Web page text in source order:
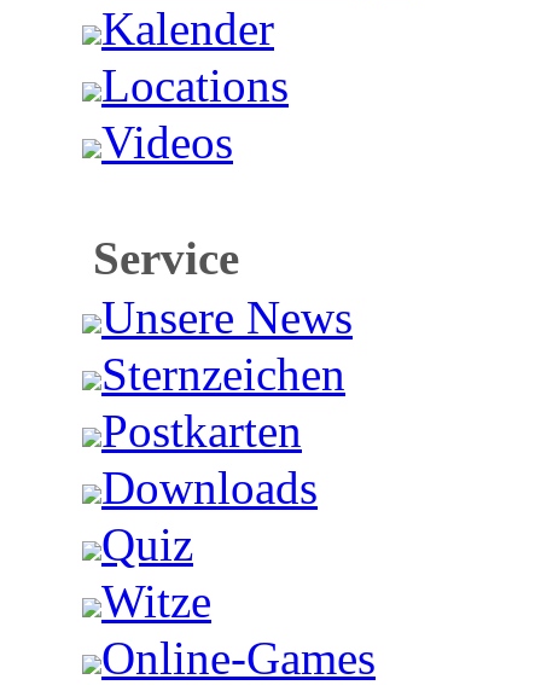
Kalender
Locations
Videos
Service
Unsere News
Sternzeichen
Postkarten
Downloads
Quiz
Witze
Online-Games